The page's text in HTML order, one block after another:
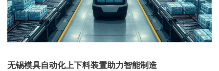
无锡模具自动化上下料装置助力智能制造